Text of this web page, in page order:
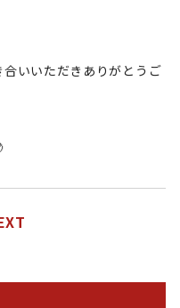
いいただきありがとうご